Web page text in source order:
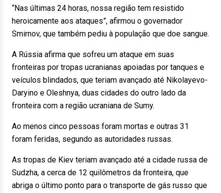
“Nas últimas 24 horas, nossa região tem resistido
heroicamente aos ataques”, afirmou o governador
Smirnov, que também pediu à população que doe sangue.
A Rússia afirma que sofreu um ataque em suas
fronteiras por tropas ucranianas apoiadas por tanques e
veículos blindados, que teriam avançado até Nikolayevo-
Daryino e Oleshnya, duas cidades do outro lado da
fronteira com a região ucraniana de Sumy.
Ao menos cinco pessoas foram mortas e outras 31
foram feridas, segundo as autoridades russas.
As tropas de Kiev teriam avançado até a cidade russa de
Sudzha, a cerca de 12 quilômetros da fronteira, que
abriga o último ponto para o transporte de gás russo que